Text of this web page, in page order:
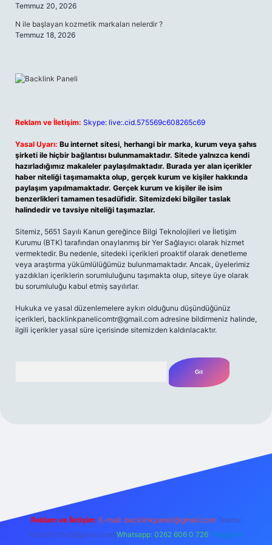
Temmuz 20, 2026
N ile başlayan kozmetik markaları nelerdir ?
Temmuz 18, 2026
Reklam ve İletişim: Skype: live:.cid.575569c608265c69
Yasal Uyarı: Bu internet sitesi, herhangi bir marka, kurum veya şahıs
şirketi ile hiçbir bağlantısı bulunmamaktadır. Sitede yalnızca kendi
hazırladığımız makaleler paylaşılmaktadır. Burada yer alan içerikler
haber niteliği taşımamakta olup, gerçek kurum ve kişiler hakkında
paylaşım yapılmamaktadır. Gerçek kurum ve kişiler ile isim
benzerlikleri tamamen tesadüfidir. Sitemizdeki bilgiler taslak
halindedir ve tavsiye niteliği taşımazlar.
Sitemiz, 5651 Sayılı Kanun gereğince Bilgi Teknolojileri ve İletişim
Kurumu (BTK) tarafından onaylanmış bir Yer Sağlayıcı olarak hizmet
vermektedir. Bu nedenle, sitedeki içerikleri proaktif olarak denetleme
veya araştırma yükümlülüğümüz bulunmamaktadır. Ancak, üyelerimiz
yazdıkları içeriklerin sorumluluğunu taşımakta olup, siteye üye olarak
bu sorumluluğu kabul etmiş sayılırlar.
Hukuka ve yasal düzenlemelere aykırı olduğunu düşündüğünüz
içerikleri, backlinkpanelicomtr@gmail.com adresine bildirmeniz halinde,
ilgili içerikler yasal süre içerisinde sitemizden kaldırılacaktır.
Reklam ve İletişim: E-mail: backlinkpaneli@gmail.com Teams:
forumhizmeti@gmail.com Whatsapp: 0262 606 0 726 Telegram: